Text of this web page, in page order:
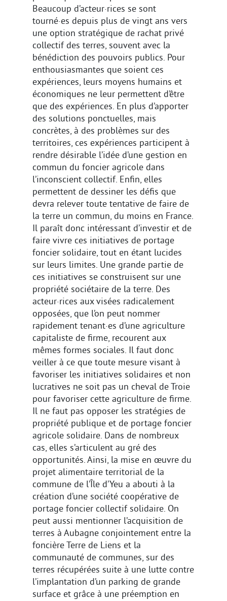
Beaucoup d’acteur·rices se sont
tourné·es depuis plus de vingt ans vers
une option stratégique de rachat privé
collectif des terres, souvent avec la
bénédiction des pouvoirs publics. Pour
enthousiasmantes que soient ces
expériences, leurs moyens humains et
économiques ne leur permettent d’être
que des expériences. En plus d’apporter
des solutions ponctuelles, mais
concrètes, à des problèmes sur des
territoires, ces expériences participent à
rendre désirable l’idée d’une gestion en
commun du foncier agricole dans
l’inconscient collectif. Enfin, elles
permettent de dessiner les défis que
devra relever toute tentative de faire de
la terre un commun, du moins en France.
Il paraît donc intéressant d’investir et de
faire vivre ces initiatives de portage
foncier solidaire, tout en étant lucides
sur leurs limites. Une grande partie de
ces initiatives se construisent sur une
propriété sociétaire de la terre. Des
acteur·rices aux visées radicalement
opposées, que l’on peut nommer
rapidement tenant·es d’une agriculture
capitaliste de firme, recourent aux
mêmes formes sociales. Il faut donc
veiller à ce que toute mesure visant à
favoriser les initiatives solidaires et non
lucratives ne soit pas un cheval de Troie
pour favoriser cette agriculture de firme.
Il ne faut pas opposer les stratégies de
propriété publique et de portage foncier
agricole solidaire. Dans de nombreux
cas, elles s’articulent au gré des
opportunités. Ainsi, la mise en œuvre du
projet alimentaire territorial de la
commune de l’Île d’Yeu a abouti à la
création d’une société coopérative de
portage foncier collectif solidaire. On
peut aussi mentionner l’acquisition de
terres à Aubagne conjointement entre la
foncière Terre de Liens et la
communauté de communes, sur des
terres récupérées suite à une lutte contre
l’implantation d’un parking de grande
surface et grâce à une préemption en